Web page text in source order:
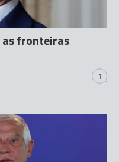
as fronteiras
1